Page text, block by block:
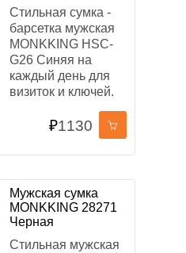
Стильная сумка -
барсетка мужская
MONKKING HSC-
G26 Синяя на
каждый день для
визиток и ключей.
₽1130
Мужская сумка
MONKKING 28271
Черная
Стильная мужская